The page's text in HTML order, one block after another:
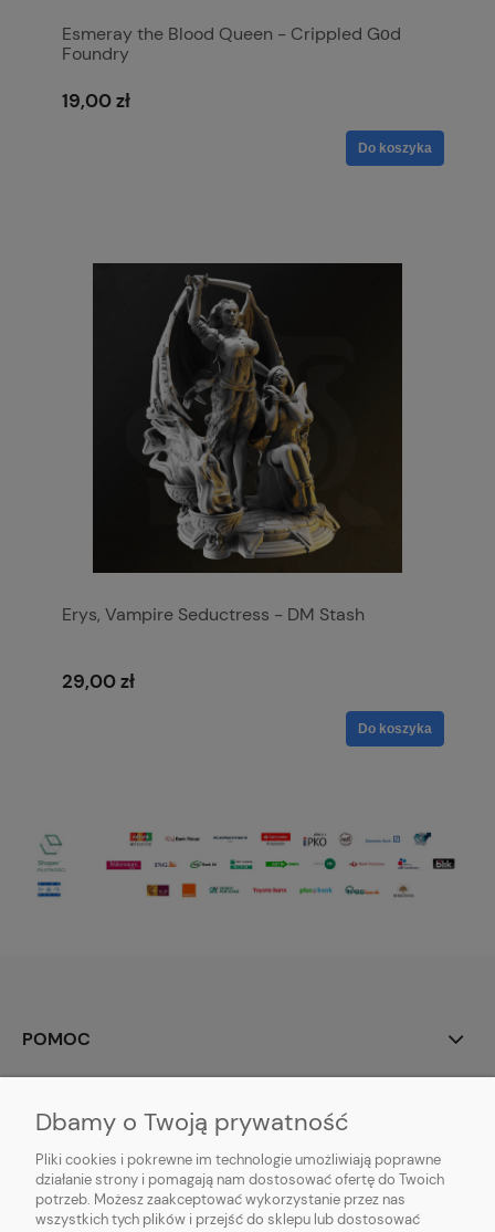
Esmeray the Blood Queen - Crippled Gοd
Foundry
19,00 zł
Do koszyka
Erys, Vampire Seductress - DM Stash
29,00 zł
Do koszyka
POMOC
INFORMACJE
Dbamy o Twoją prywatność
Pliki cookies i pokrewne im technologie umożliwiają poprawne
działanie strony i pomagają nam dostosować ofertę do Twoich
potrzeb. Możesz zaakceptować wykorzystanie przez nas
wszystkich tych plików i przejść do sklepu lub dostosować